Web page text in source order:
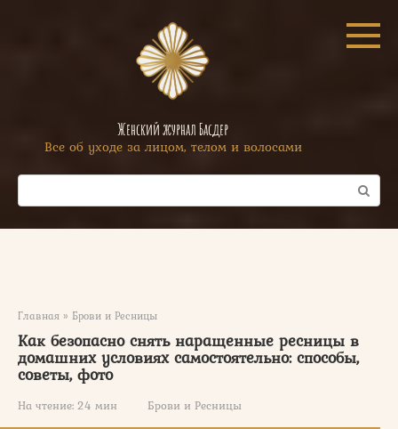
Женский журнал Басдер
Все об уходе за лицом, телом и волосами
Поиск:
Главная » Брови и Ресницы
Как безопасно снять наращенные ресницы в
домашних условиях самостоятельно: способы,
советы, фото
На чтение: 24 мин Брови и Ресницы